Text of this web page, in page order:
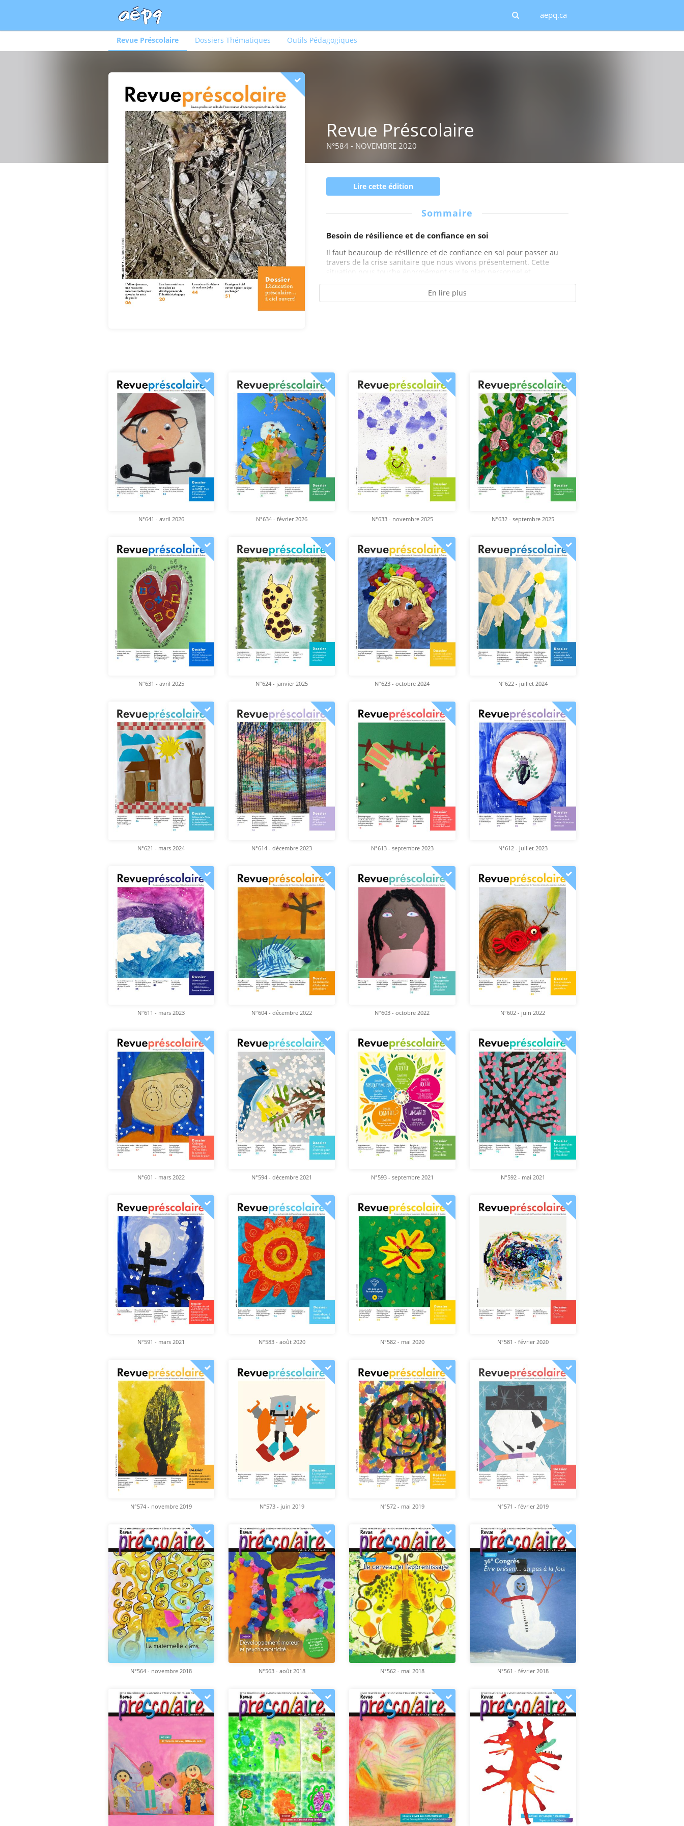
aepq.ca
Revue Préscolaire Dossiers Thématiques Outils Pédagogiques
Revue Préscolaire
N°584 - NOVEMBRE 2020
Lire cette édition
Sommaire
Besoin de résilience et de confiance en soi
Il faut beaucoup de résilience et de confiance en soi pour passer au
travers de la crise sanitaire que nous vivons présentement. Cette
situation nous touche énormément sur le plan personnel et...
En lire plus
N°641 - avril 2026 N°634 - février 2026 N°633 - novembre 2025 N°632 - septembre 2025
N°631 - avril 2025 N°624 - janvier 2025 N°623 - octobre 2024 N°622 - juillet 2024
N°621 - mars 2024 N°614 - décembre 2023 N°613 - septembre 2023 N°612 - juillet 2023
N°611 - mars 2023 N°604 - décembre 2022 N°603 - octobre 2022 N°602 - juin 2022
N°601 - mars 2022 N°594 - décembre 2021 N°593 - septembre 2021 N°592 - mai 2021
N°591 - mars 2021 N°583 - août 2020 N°582 - mai 2020 N°581 - février 2020
N°574 - novembre 2019 N°573 - juin 2019 N°572 - mai 2019 N°571 - février 2019
N°564 - novembre 2018 N°563 - août 2018 N°562 - mai 2018 N°561 - février 2018